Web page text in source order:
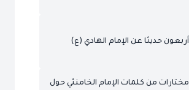
أربعون حديثا عن الإمام الهادي (ع)
مختارات من كلمات الإمام الخامنئي حول